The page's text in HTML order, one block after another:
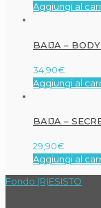
Aggiungi al
BAIJA –
34,90€
Aggiungi al
BAIJA –
29,90€
Aggiungi al
Fondo (R)ESISTO